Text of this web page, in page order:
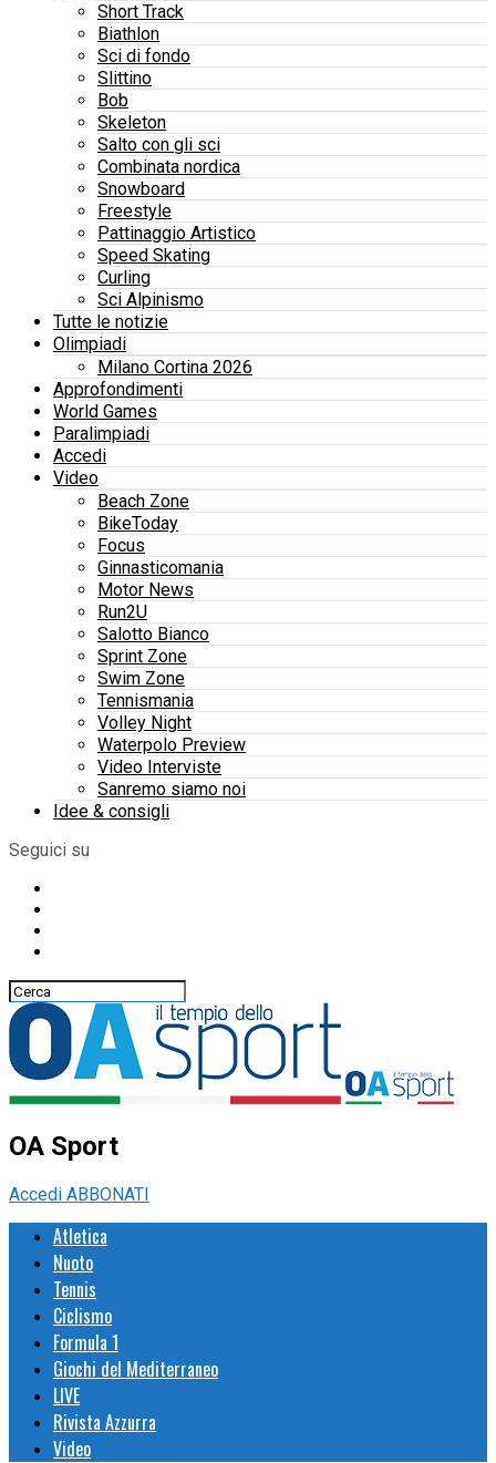
Short Track
Biathlon
Sci di fondo
Slittino
Bob
Skeleton
Salto con gli sci
Combinata nordica
Snowboard
Freestyle
Pattinaggio Artistico
Speed Skating
Curling
Sci Alpinismo
Tutte le notizie
Olimpiadi
Milano Cortina 2026
Approfondimenti
World Games
Paralimpiadi
Accedi
Video
Beach Zone
BikeToday
Focus
Ginnasticomania
Motor News
Run2U
Salotto Bianco
Sprint Zone
Swim Zone
Tennismania
Volley Night
Waterpolo Preview
Video Interviste
Sanremo siamo noi
Idee & consigli
Seguici su
OA Sport
Accedi ABBONATI
Atletica
Nuoto
Tennis
Ciclismo
Formula 1
Giochi del Mediterraneo
LIVE
Rivista Azzurra
Video